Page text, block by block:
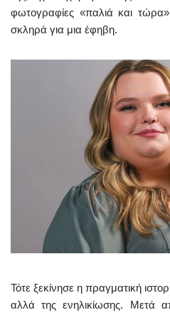
φωτογραφίες «παλιά και
σκληρά για μια έφηβη.
Τότε ξεκίνησε η πραγματική
αλλά της ενηλικίωσης. Μετά